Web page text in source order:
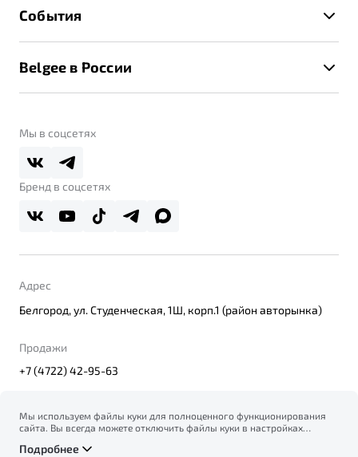
Техническое обслуживание
Калькулятор ТО
Помощь на дорогах
Belgee Линк
Belgee Плюс
Реферальная программа
События
Контакты
Belgee в России
О дилерском центре
Правовая информация
Мы в соцсетях
Бренд в соцсетях
Адрес
Белгород, ул. Студенческая, 1Ш, корп.1 (район авторынка)
Продажи
+7 (4722) 42-95-63
© 2026
Политика конфиденциальности персональных данных
Мы используем файлы куки для полноценного функционирования
сайта. Вы всегда можете отключить файлы куки в настройках
на сбор и использование файлов куки, и подтверждаете
Подробнее